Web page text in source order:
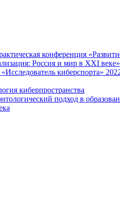
конференция
Россия и мир в XXI веке»
киберспорта»
киберпространства
подход в